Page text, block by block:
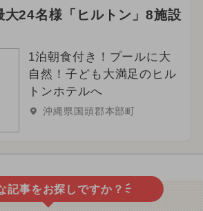
大24名様「ヒルトン」8施設
1泊朝食付き！プールに大
自然！子ども大満足のヒル
トンホテルへ
沖縄県国頭郡本部町
記事をお探しですか？